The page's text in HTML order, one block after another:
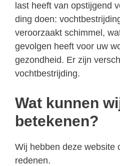
last heeft van opstijgend
ding doen:
veroorzaakt schimmel,
gevolgen heeft voor uw
gezondheid. Er zijn
vochtbestrijding.
Wat kunnen
betekenen?
Wij hebben deze website
redenen.